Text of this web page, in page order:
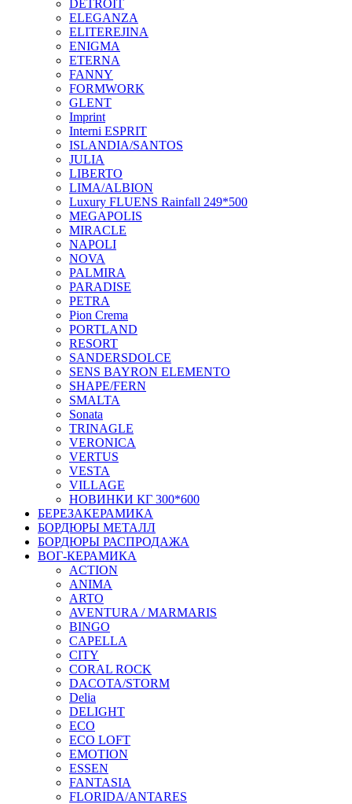
DETROIT
ELEGANZA
ELITEREJINA
ENIGMA
ETERNA
FANNY
FORMWORK
GLENT
Imprint
Interni ESPRIT
ISLANDIA/SANTOS
JULIA
LIBERTO
LIMA/ALBION
Luxury FLUENS Rainfall 249*500
MEGAPOLIS
MIRACLE
NAPOLI
NOVA
PALMIRA
PARADISE
PETRA
Pion Crema
PORTLAND
RESORT
SANDERSDOLCE
SENS BAYRON ELEMENTO
SHAPE/FERN
SMALTA
Sonata
TRINAGLE
VERONICA
VERTUS
VESTA
VILLAGE
НОВИНКИ КГ 300*600
БЕРЕЗАКЕРАМИКА
БОРДЮРЫ МЕТАЛЛ
БОРДЮРЫ РАСПРОДАЖА
ВОГ-КЕРАМИКА
ACTION
ANIMA
ARTO
AVENTURA / MARMARIS
BINGO
CAPELLA
CITY
CORAL ROCK
DACOTA/STORM
Delia
DELIGHT
ECO
ECO LOFT
EMOTION
ESSEN
FANTASIA
FLORIDA/ANTARES